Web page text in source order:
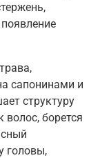
сапонинами и
структуру
борется
головы,